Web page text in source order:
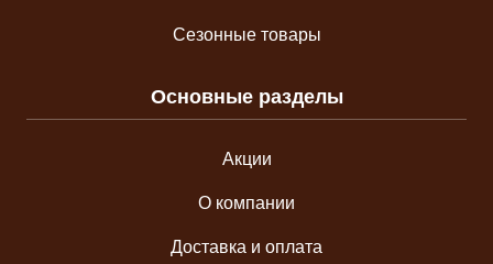
Сезонные товары
Основные разделы
Акции
О компании
Доставка и оплата